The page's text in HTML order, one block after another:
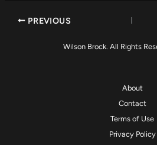
PREVIOUS
Wilson Brock. All Rights
About
Contact
Terms of Use
Privacy Policy